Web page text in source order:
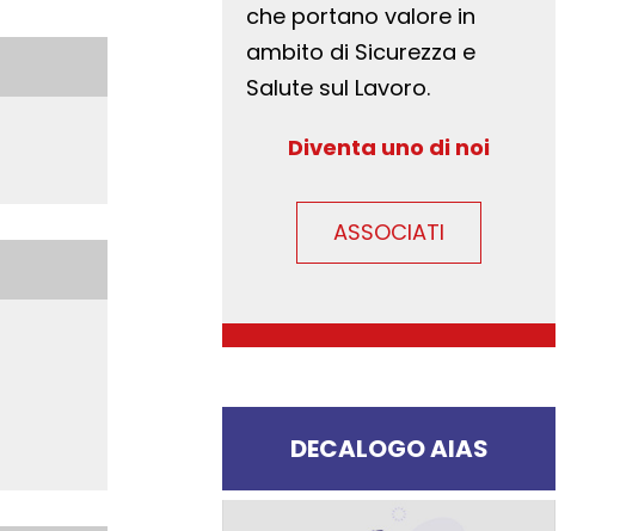
che portano valore in
ambito di Sicurezza e
Salute sul Lavoro.
Diventa uno di noi
ASSOCIATI
DECALOGO AIAS